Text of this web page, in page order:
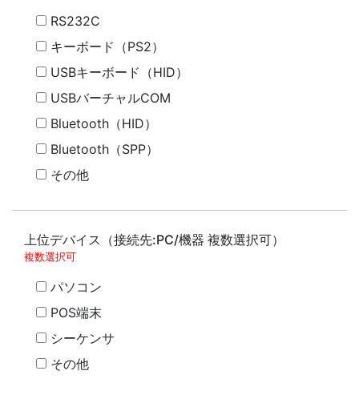
RS232C
キーボード（PS2）
USBキーボード（HID）
USBバーチャルCOM
Bluetooth（HID）
Bluetooth（SPP）
その他
上位デバイス（接続先:PC/機器 複数選択可）
複数選択可
パソコン
POS端末
シーケンサ
その他